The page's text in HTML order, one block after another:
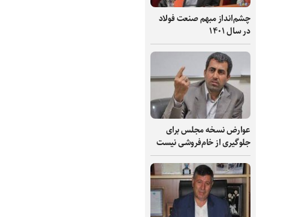
چشم‌انداز مبهم صنعت فولاد
در سال ۱۴۰۱
عوارض نسخه مجلس برای
جلوگیری از خام‌فروشی نیست